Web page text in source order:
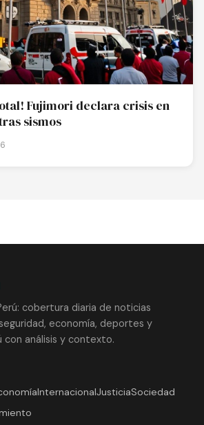
Fujimori declara crisis en
sismos
cobertura diaria de noticias
economía, deportes y
con análisis y contexto.
InternacionalJusticiaSociedad